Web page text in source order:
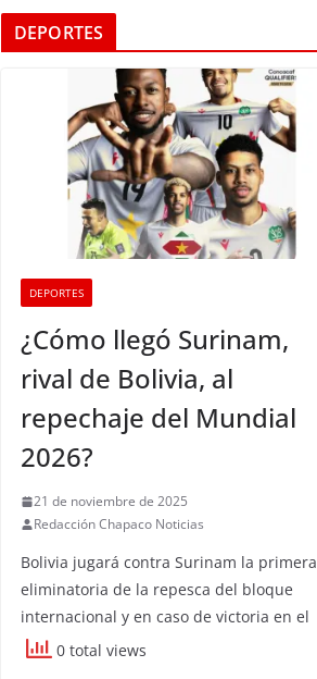
DEPORTES
DEPORTES
¿Cómo llegó Surinam,
rival de Bolivia, al
repechaje del Mundial
2026?
21 de noviembre de 2025
Redacción Chapaco Noticias
Bolivia jugará contra Surinam la primera
eliminatoria de la repesca del bloque
internacional y en caso de victoria en el
0 total views